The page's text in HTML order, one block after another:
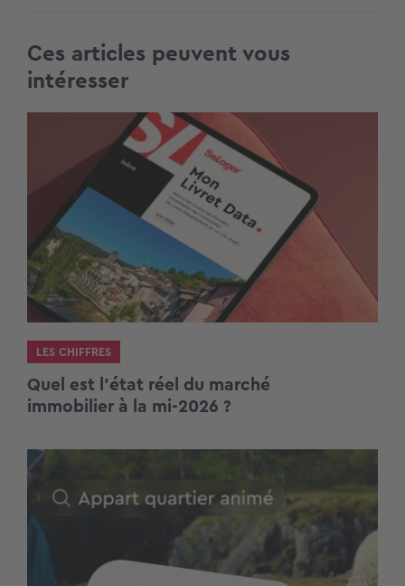
Ces articles peuvent vous
intéresser
LES CHIFFRES
Quel est l’état réel du marché
immobilier à la mi-2026 ?